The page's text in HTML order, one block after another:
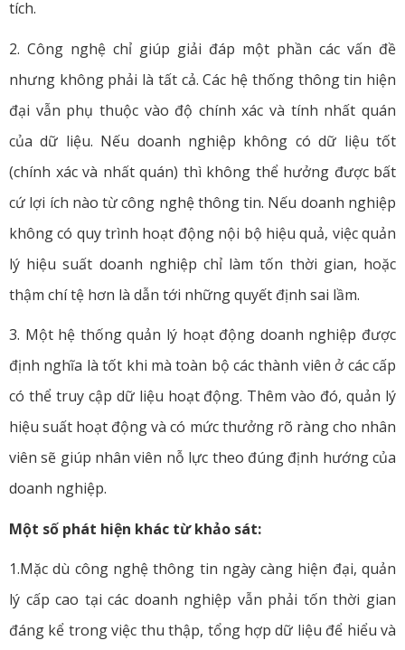
tích.
2. Công nghệ chỉ giúp giải đáp một phần các vấn đề
nhưng không phải là tất cả. Các hệ thống thông tin hiện
đại vẫn phụ thuộc vào độ chính xác và tính nhất quán
của dữ liệu. Nếu doanh nghiệp không có dữ liệu tốt
(chính xác và nhất quán) thì không thể hưởng được bất
cứ lợi ích nào từ công nghệ thông tin. Nếu doanh nghiệp
không có quy trình hoạt động nội bộ hiệu quả, việc quản
lý hiệu suất doanh nghiệp chỉ làm tốn thời gian, hoặc
thậm chí tệ hơn là dẫn tới những quyết định sai lầm.
3. Một hệ thống quản lý hoạt động doanh nghiệp được
định nghĩa là tốt khi mà toàn bộ các thành viên ở các cấp
có thể truy cập dữ liệu hoạt động. Thêm vào đó, quản lý
hiệu suất hoạt động và có mức thưởng rõ ràng cho nhân
viên sẽ giúp nhân viên nỗ lực theo đúng định hướng của
doanh nghiệp.
Một số phát hiện khác từ khảo sát:
1.Mặc dù công nghệ thông tin ngày càng hiện đại, quản
lý cấp cao tại các doanh nghiệp vẫn phải tốn thời gian
đáng kể trong việc thu thập, tổng hợp dữ liệu để hiểu và